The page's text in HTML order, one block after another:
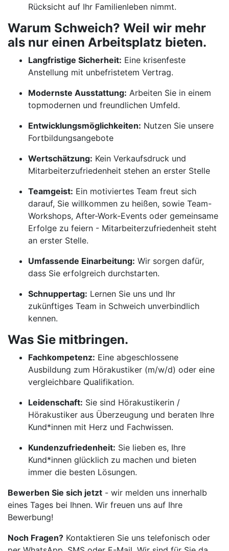
Rücksicht auf Ihr Familienleben nimmt.
Warum Schweich? Weil wir mehr
als nur einen Arbeitsplatz bieten.
Langfristige Sicherheit: Eine krisenfeste
Anstellung mit unbefristetem Vertrag.
Modernste Ausstattung: Arbeiten Sie in einem
topmodernen und freundlichen Umfeld.
Entwicklungsmöglichkeiten: Nutzen Sie unsere
Fortbildungsangebote
Wertschätzung: Kein Verkaufsdruck und
Mitarbeiterzufriedenheit stehen an erster Stelle
Teamgeist: Ein motiviertes Team freut sich
darauf, Sie willkommen zu heißen, sowie Team-
Workshops, After-Work-Events oder gemeinsame
Erfolge zu feiern - Mitarbeiterzufriedenheit steht
an erster Stelle.
Umfassende Einarbeitung: Wir sorgen dafür,
dass Sie erfolgreich durchstarten.
Schnuppertag: Lernen Sie uns und Ihr
zukünftiges Team in Schweich unverbindlich
kennen.
Was Sie mitbringen.
Fachkompetenz: Eine abgeschlossene
Ausbildung zum Hörakustiker (m/w/d) oder eine
vergleichbare Qualifikation.
Leidenschaft: Sie sind Hörakustikerin /
Hörakustiker aus Überzeugung und beraten Ihre
Kund*innen mit Herz und Fachwissen.
Kundenzufriedenheit: Sie lieben es, Ihre
Kund*innen glücklich zu machen und bieten
immer die besten Lösungen.
Bewerben Sie sich jetzt - wir melden uns innerhalb
eines Tages bei Ihnen. Wir freuen uns auf Ihre
Bewerbung!
Noch Fragen? Kontaktieren Sie uns telefonisch oder